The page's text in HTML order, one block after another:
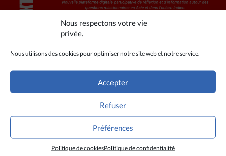
Nous respectons votre vie
privée.
Nous utilisons des cookies pour optimiser notre site web et notre service.
Accepter
Refuser
Préférences
Politique de cookiesPolitique de confidentialité
A LIRE AUSSI